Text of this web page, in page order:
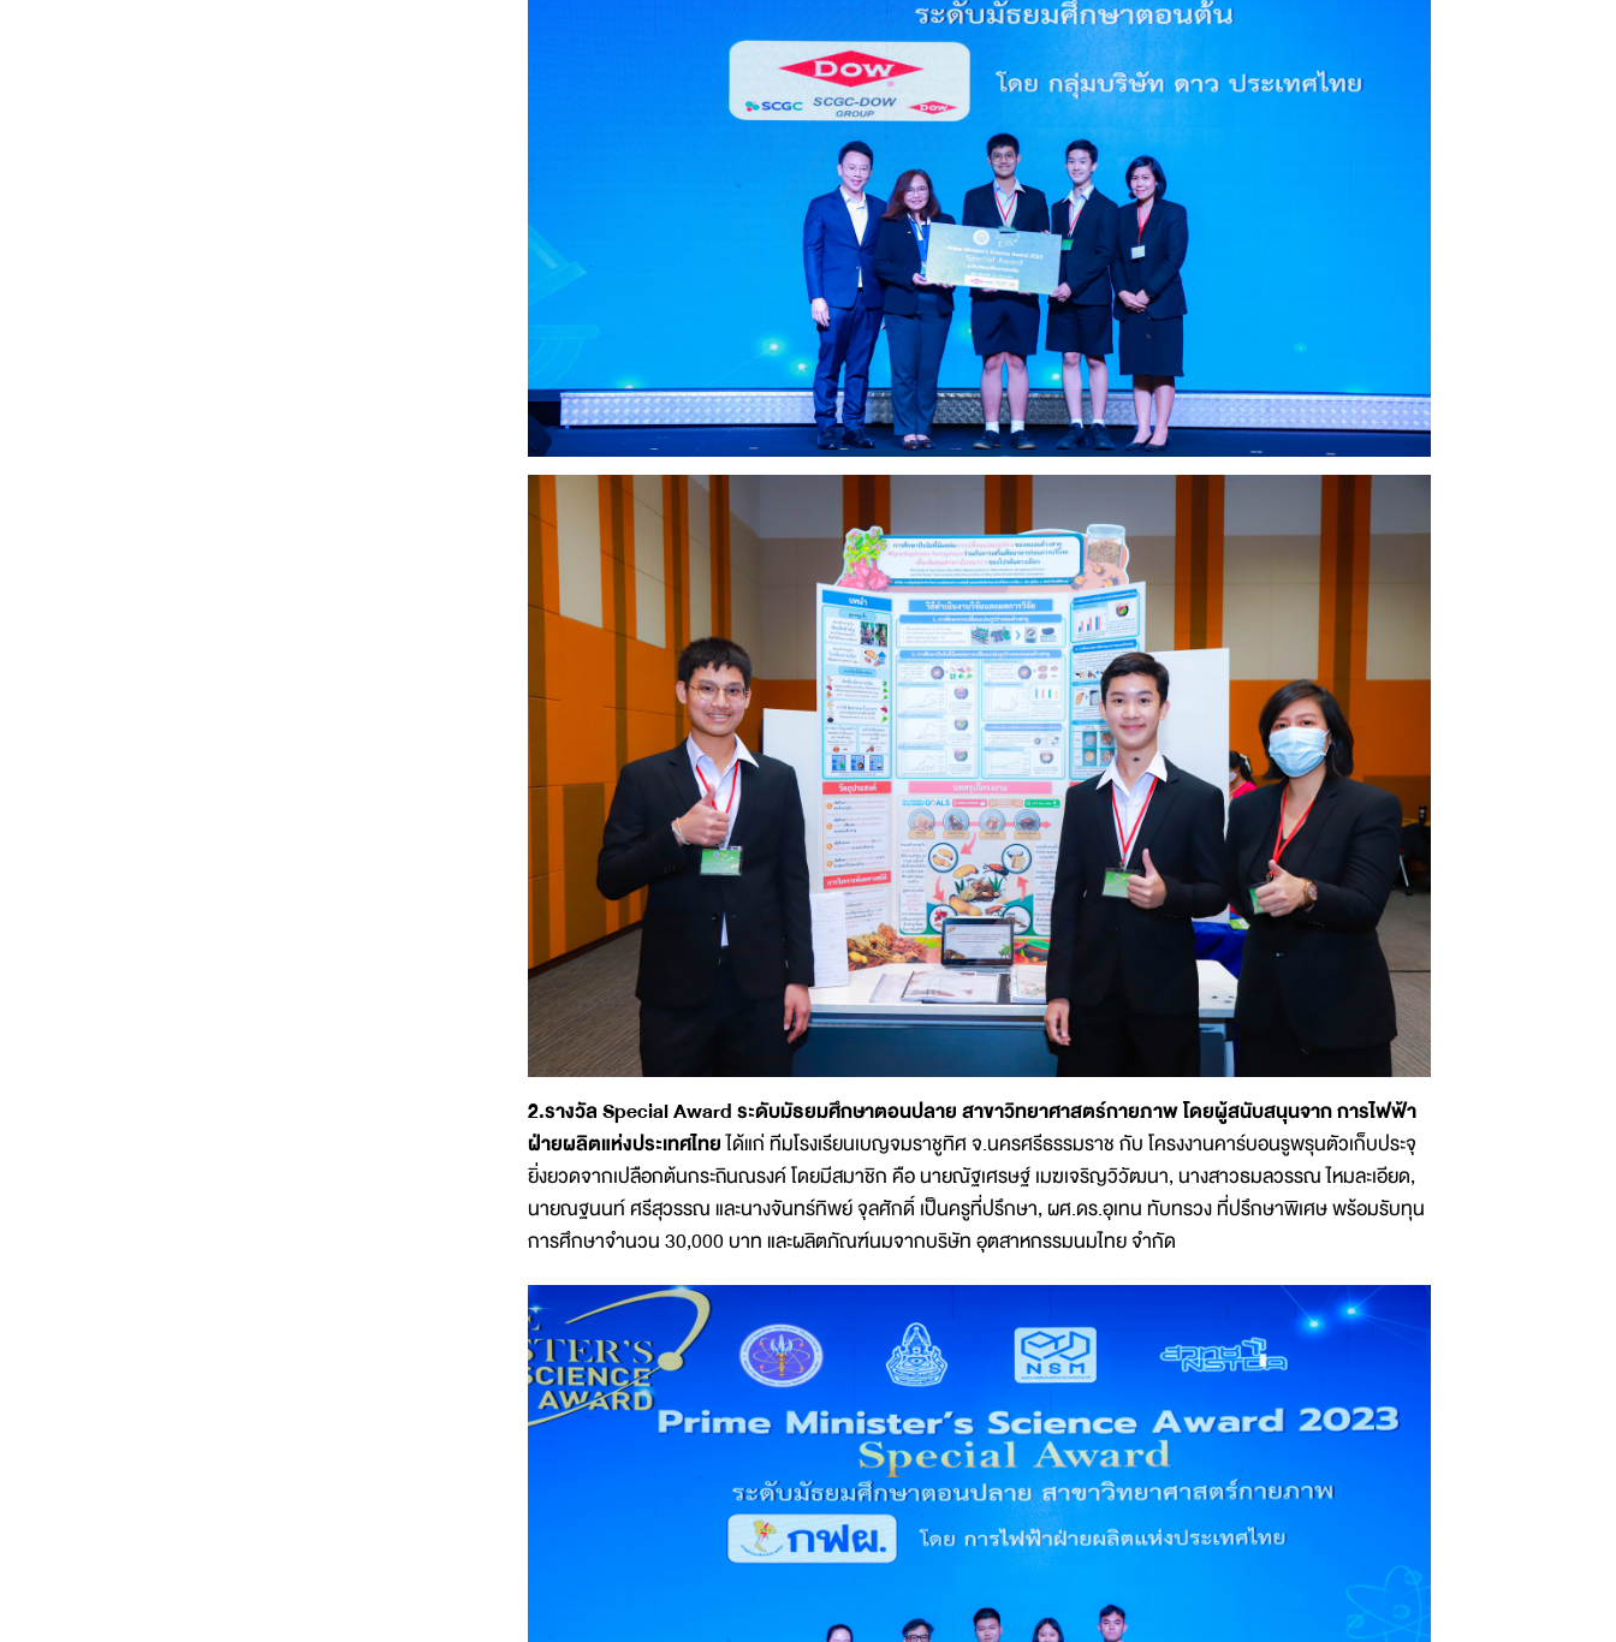
2.รางวัล Special Award ระดับมัธยมศึกษาตอนปลาย สาขาวิทยาศาสตร์กายภาพ โดยผู้สนับสนุนจาก การไฟฟ้า
ฝ่ายผลิตแห่งประเทศไทยได้แก่ ทีมโรงเรียนเบญจมราชูทิศ จ.นครศรีธรรมราช กับ โครงงานคาร์บอนรูพรุนตัวเก็บประจุ
ยิ่งยวดจากเปลือกต้นกระถินณรงค์ โดยมีสมาชิก คือ นายณัฐเศรษฐ์ เมฆเจริญวิวัฒนา, นางสาวธมลวรรณ ไหมละเอียด,
นายณฐนนท์ ศรีสุวรรณ และนางจันทร์ทิพย์ จุลศักดิ์ เป็นครูที่ปรึกษา, ผศ.ดร.อุเทน ทับทรวง ที่ปรึกษาพิเศษ พร้อมรับทุน
การศึกษาจำนวน 30,000 บาท และผลิตภัณฑ์นมจากบริษัท อุตสาหกรรมนมไทย จำกัด